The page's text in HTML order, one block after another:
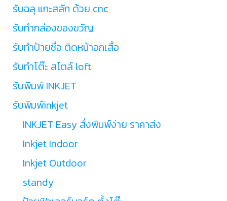
รับฉลุ แกะสลัก ด้วย cnc
รับทำกล่องของขวัญ
รับทำป้ายชื่อ ติดหน้าอกเสื้อ
รับทำโต๊ะ สไตล์ loft
รับพิมพ์ INKJET
รับพิมพ์inkjet
INKJET Easy สั่งพิมพ์ง่าย ราคาส่ง
Inkjet Indoor
Inkjet Outdoor
standy